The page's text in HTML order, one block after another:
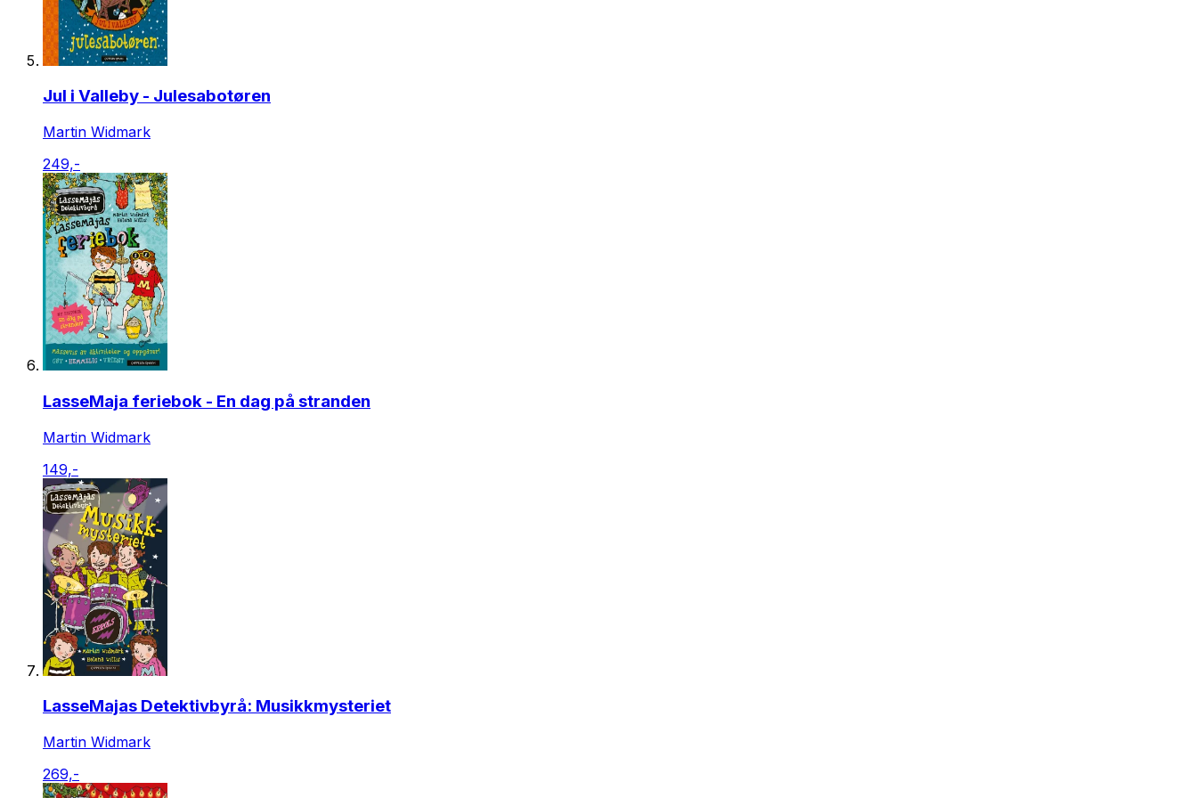
Jul i Valleby - Julesabotøren
Martin Widmark
249,-
LasseMaja feriebok - En dag på stranden
Martin Widmark
149,-
LasseMajas Detektivbyrå: Musikkmysteriet
Martin Widmark
269,-